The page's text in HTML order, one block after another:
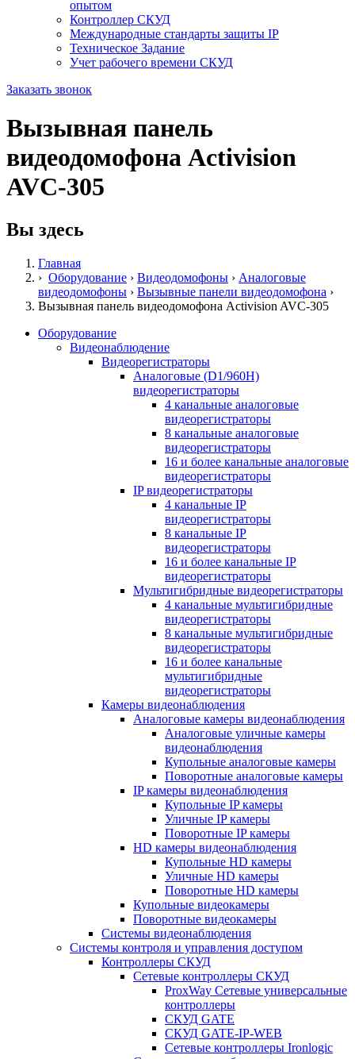
опытом
Контроллер СКУД
Международные стандарты защиты IP
Техническое Задание
Учет рабочего времени СКУД
Заказать звонок
Вызывная панель
видеодомофона Activision
AVC-305
Вы здесь
Главная
› Оборудование › Видеодомофоны › Аналоговые
видеодомофоны › Вызывные панели видеодомофона ›
Вызывная панель видеодомофона Activision AVC-305
Оборудование
Видеонаблюдение
Видеорегистраторы
Аналоговые (D1/960H)
видеорегистраторы
4 канальные аналоговые
видеорегистраторы
8 канальные аналоговые
видеорегистраторы
16 и более канальные аналоговые
видеорегистраторы
IP видеорегистраторы
4 канальные IP
видеорегистраторы
8 канальные IP
видеорегистраторы
16 и более канальные IP
видеорегистраторы
Мультигибридные видеорегистраторы
4 канальные мультигибридные
видеорегистраторы
8 канальные мультигибридные
видеорегистраторы
16 и более канальные
мультигибридные
видеорегистраторы
Камеры видеонаблюдения
Аналоговые камеры видеонаблюдения
Аналоговые уличные камеры
видеонаблюдения
Купольные аналоговые камеры
Поворотные аналоговые камеры
IP камеры видеонаблюдения
Купольные IP камеры
Уличные IP камеры
Поворотные IP камеры
HD камеры видеонаблюдения
Купольные HD камеры
Уличные HD камеры
Поворотные HD камеры
Купольные видеокамеры
Поворотные видеокамеры
Системы видеонаблюдения
Системы контроля и управления доступом
Контроллеры СКУД
Сетевые контроллеры СКУД
ProxWay Сетевые универсальные
контроллеры
СКУД GATE
СКУД GATE-IP-WEB
Сетевые контроллеры Ironlogic